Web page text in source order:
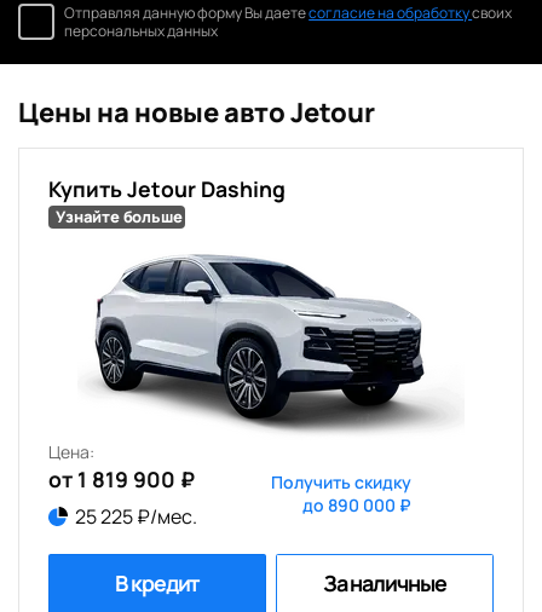
Отправляя данную форму Вы даетесогласие на обработкусвоих
персональных данных
Цены на новые авто Jetour
Купить Jetour Dashing
Узнайте больше
Цена:
от 1 819 900 ₽
25 225 ₽/мес.
Получить скидку
до 890 000 ₽
В кредит За наличные